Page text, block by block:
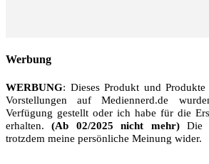
Werbung
WERBUNG: Dieses Produkt und
Vorstellungen auf Mediennerd.de
Verfügung gestellt oder ich habe für die
erhalten.(Ab 02/2025 nicht mehr)Die
trotzdem meine persönliche Meinung wider.